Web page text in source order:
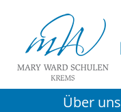
Über uns